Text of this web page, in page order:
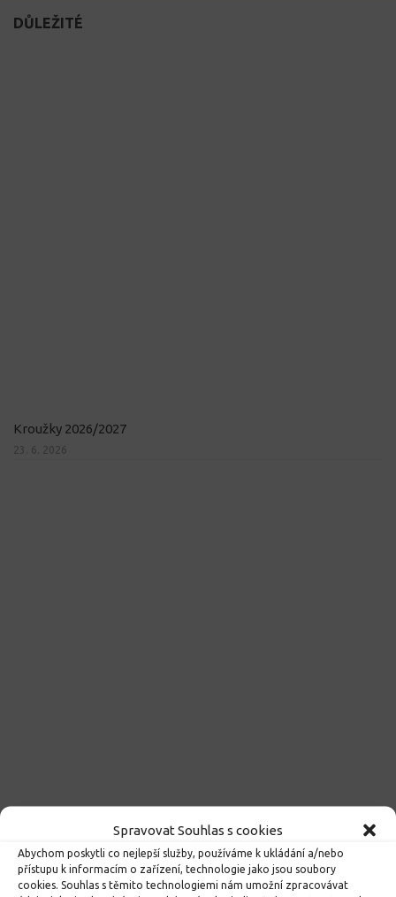
Spravovat Souhlas s cookies
Abychom poskytli co nejlepší služby, používáme k ukládání a/nebo
přístupu k informacím o zařízení, technologie jako jsou soubory
cookies. Souhlas s těmito technologiemi nám umožní zpracovávat
DŮLEŽITÉ
Kroužky 2026/2027
23. 6. 2026
ROZHODNUTÍ O PŘIJETÍ K PŘEDŠKOLNÍMU VZDĚLÁVÁNÍ
PRO ROK 2026
10. 4. 2026